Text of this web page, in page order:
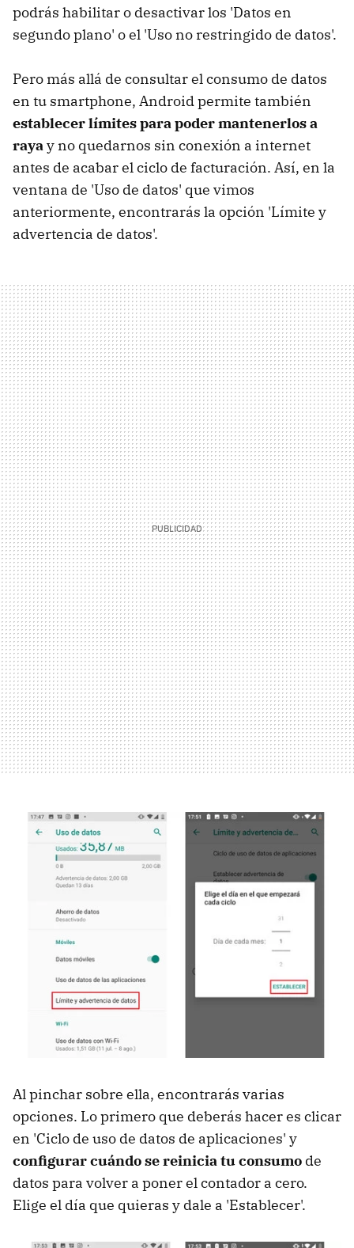
podrás habilitar o desactivar los 'Datos en
segundo plano' o el 'Uso no restringido de datos'.
Pero más allá de consultar el consumo de datos
en tu smartphone, Android permite también
establecer límites para poder mantenerlos a
raya y no quedarnos sin conexión a internet
antes de acabar el ciclo de facturación. Así, en la
ventana de 'Uso de datos' que vimos
anteriormente, encontrarás la opción 'Límite y
advertencia de datos'.
Al pinchar sobre ella, encontrarás varias
opciones. Lo primero que deberás hacer es clicar
en 'Ciclo de uso de datos de aplicaciones' y
configurar cuándo se reinicia tu consumo de
datos para volver a poner el contador a cero.
Elige el día que quieras y dale a 'Establecer'.